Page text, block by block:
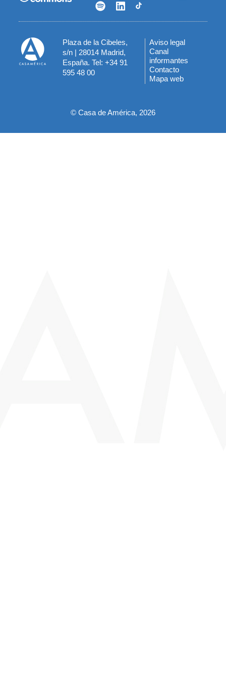
Plaza de la Cibeles,
s/n | 28014 Madrid,
España. Tel: +34 91
595 48 00
Menú
del
pie
Aviso legal
Canal
informantes
Contacto
Mapa web
© Casa de América, 2026